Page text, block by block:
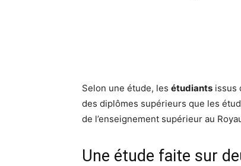
Selon une étude, les étudiants issus
des diplômes supérieurs que les
de l’enseignement supérieur au
Une étude faite sur